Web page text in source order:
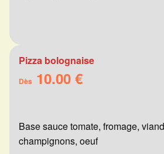
Pizza bolognaise
Dès 10.00 €
Base sauce tomate, fromage,
champignons, oeuf